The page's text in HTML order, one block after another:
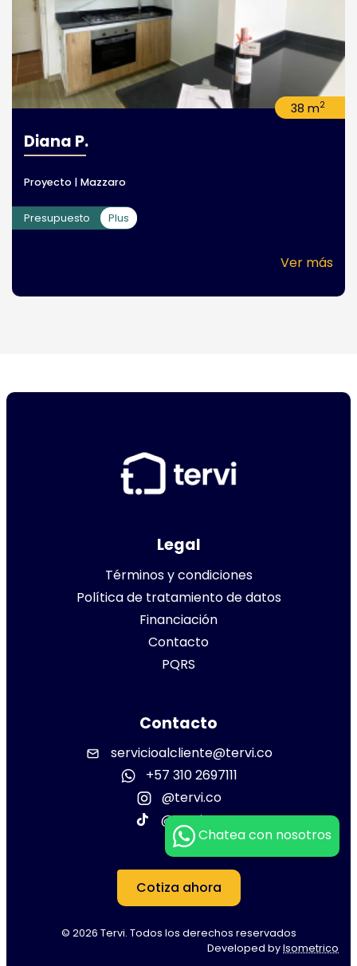
38 m2
Diana P.
Proyecto | Mazzaro
Presupuesto Plus
Ver más
Legal
Términos y condiciones
Política de tratamiento de datos
Financiación
Contacto
PQRS
Contacto
servicioalcliente@tervi.co
+57 310 2697111
@tervi.co
@tervi.co
Cotiza ahora
© 2026 Tervi. Todos los derechos reservados
Developed byIsometrico
Chatea con nosotros